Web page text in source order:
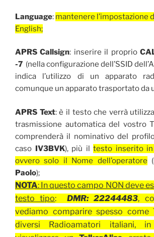
Language: mantenere l’impostazione
English;
APRS Callsign: inserire il proprio
-7 (nella configurazione dell’SSID
indica l’utilizzo di un apparato
comunque un apparato trasportato da
APRS Text: è il testo che verrà
trasmissione automatica del vostro
comprenderà il nominativo del
caso IV3BVK), più il testo inserito
ovvero solo il Nome dell’operatore
Paolo);
NOTA: In questo campo NON deve
testo tipo:DMR: 22244483,
vediamo comparire spesso come
diversi Radioamatori italiani,